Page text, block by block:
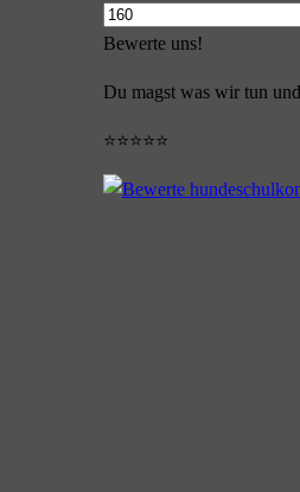
Min.
Preis
Bewerte uns!
Du magst was wir tun
⭐⭐⭐⭐⭐